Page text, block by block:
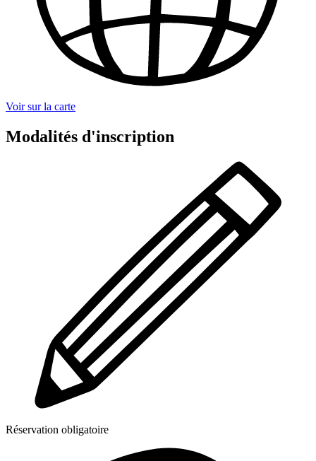
Voir sur la carte
Modalités d'inscription
Réservation obligatoire